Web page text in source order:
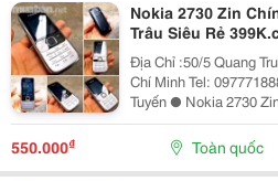
Nokia 2730 Zin
Trâu Siêu Rẻ
Địa Chỉ :50/5 Quang
Chí Minh Tel:
Tuyến ● Nokia 2730 Zin Chính Hãng New ( Tồn Kho Sài
Cực Ngon,Cực Bền
Chuông To Nghe Gọi
550.000₫ Toàn quốc